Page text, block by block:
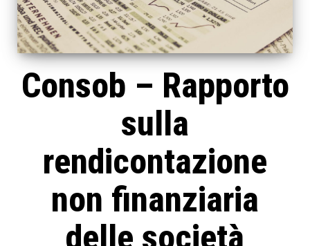
Consob – Rapporto
sulla
rendicontazione
non finanziaria